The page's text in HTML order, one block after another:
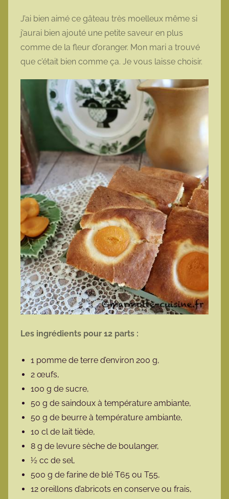
J’ai bien aimé ce gâteau très moelleux même si
j’aurai bien ajouté une petite saveur en plus
comme de la fleur d’oranger. Mon mari a trouvé
que c’était bien comme ça. Je vous laisse choisir.
Les ingrédients pour 12 parts :
1 pomme de terre d’environ 200 g,
2 œufs,
100 g de sucre,
50 g de saindoux à température ambiante,
50 g de beurre à température ambiante,
10 cl de lait tiède,
8 g de levure sèche de boulanger,
½ cc de sel,
500 g de farine de blé T65 ou T55,
12 oreillons d’abricots en conserve ou frais,